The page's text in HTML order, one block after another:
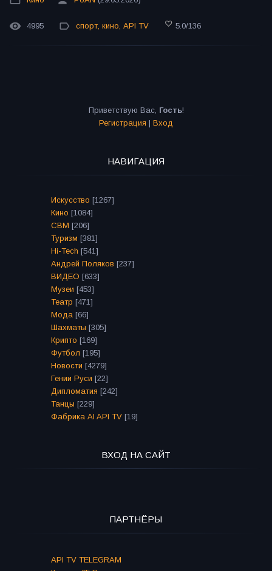
4995 спорт, кино, API TV 5.0/136
Приветствую Вас, Гость!
Регистрация | Вход
НАВИГАЦИЯ
Искусство [1267]
Кино [1084]
СВМ [206]
Туризм [381]
Hi-Tech [541]
Андрей Поляков [237]
ВИДЕО [633]
Музеи [453]
Театр [471]
Мода [66]
Шахматы [305]
Крипто [169]
Футбол [195]
Новости [4279]
Гении Руси [22]
Дипломатия [242]
Танцы [229]
Фабрика AI API TV [19]
ВХОД НА САЙТ
ПАРТНЁРЫ
API TV TELEGRAM